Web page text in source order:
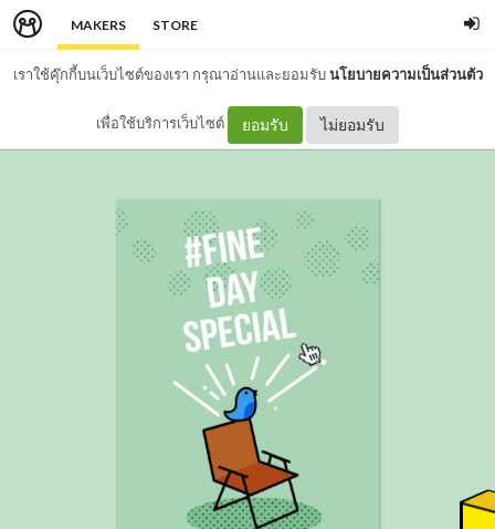
MAKERS STORE
เราใช้คุ๊กกี้บนเว็บไซต์ของเรา กรุณาอ่านและยอมรับนโยบายความเป็นส่วนตัว
เพื่อใช้บริการเว็บไซต์ ยอมรับ ไม่ยอมรับ